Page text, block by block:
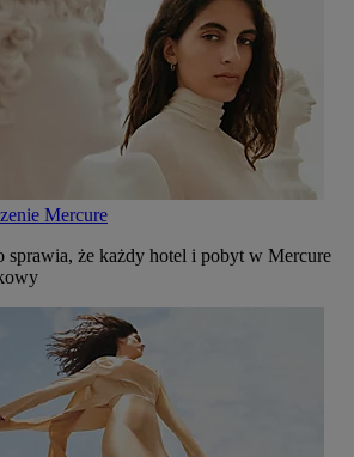
Mercure
sprawia, że każdy hotel i pobyt w Mercure